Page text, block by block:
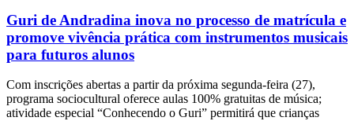
Guri de Andradina inova no processo de matrícula e
promove vivência prática com instrumentos musicais
para futuros alunos
Com inscrições abertas a partir da próxima segunda-feira (27),
programa sociocultural oferece aulas 100% gratuitas de música;
atividade especial “Conhecendo o Guri” permitirá que crianças